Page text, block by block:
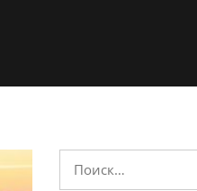
Найти: